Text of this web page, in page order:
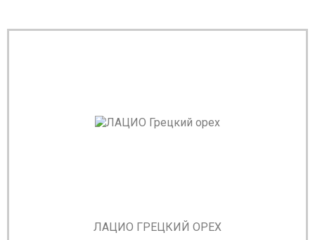
ЛАЦИО ГРЕЦКИЙ ОРЕХ